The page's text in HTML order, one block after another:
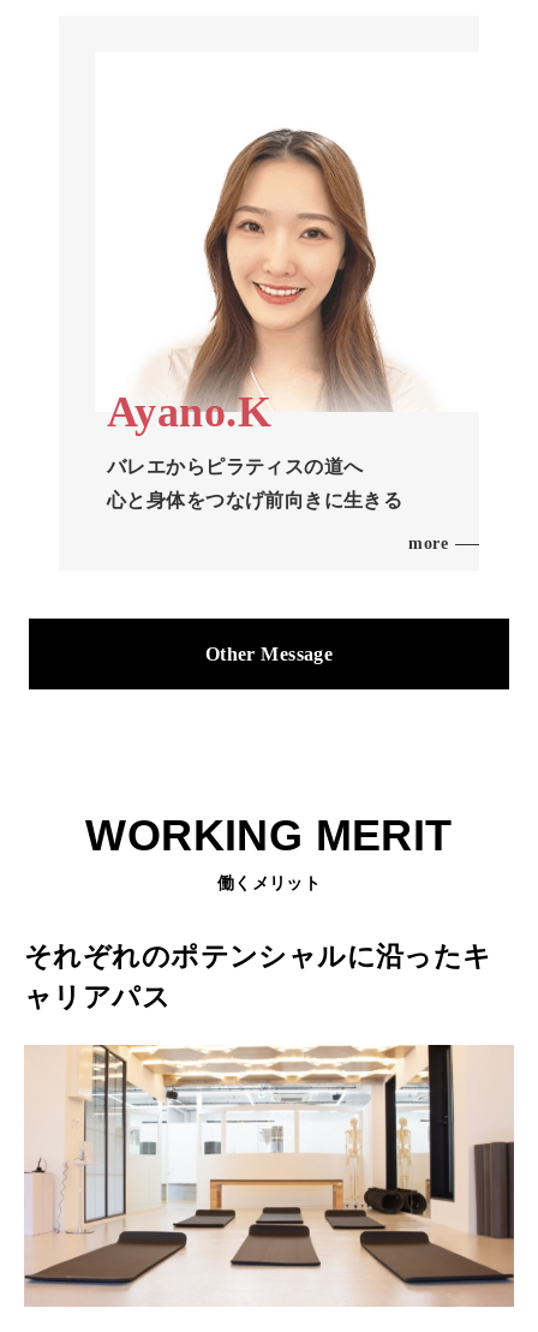
Ayano.K
バレエからピラティスの道へ
心と身体をつなげ前向きに生きる
more
Other Message
WORKING MERIT
働くメリット
それぞれのポテンシャルに沿ったキ
ャリアパス